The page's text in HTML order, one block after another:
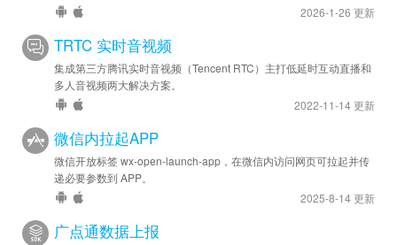
2026-1-26 更新
TRTC 实时音视频
集成第三方腾讯实时音视频（Tencent RTC）主打低延时互动直播和
多人音视频两大解决方案。
2022-11-14 更新
微信内拉起APP
微信开放标签 wx-open-launch-app，在微信内访问网页可拉起并传
递必要参数到 APP。
2025-8-14 更新
广点通数据上报